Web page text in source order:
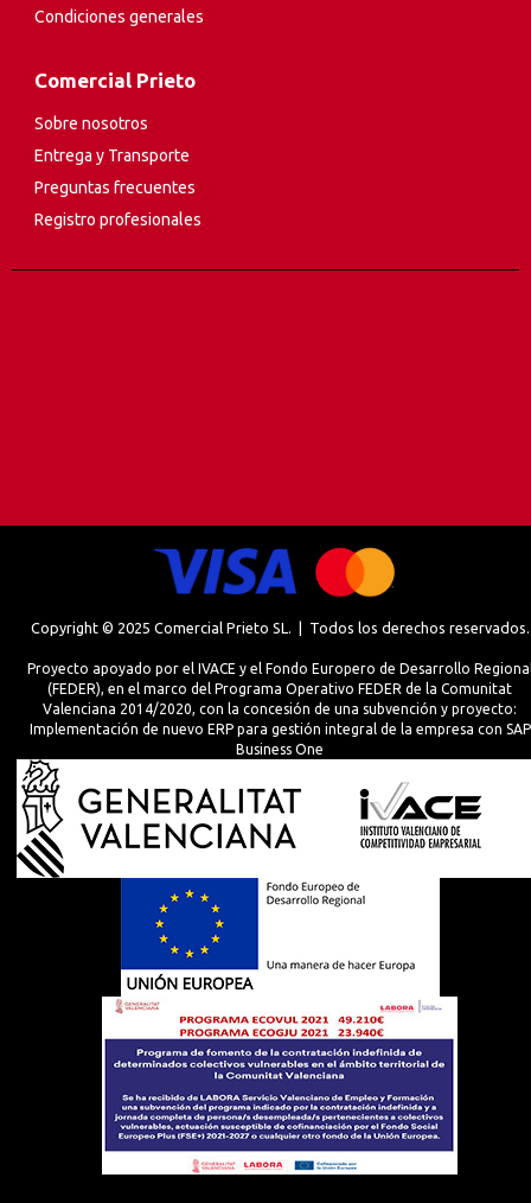
Condiciones generales
Comercial Prieto
Sobre nosotros
Entrega y Transporte
Preguntas frecuentes
Registro profesionales
Copyright © 2025 Comercial Prieto SL. | Todos los derechos reservados.
Proyecto apoyado por el IVACE y el Fondo Europero de Desarrollo
(FEDER), en el marco del Programa Operativo FEDER de la Comunitat
Valenciana 2014/2020, con la concesión de una subvención y proyecto:
Implementación de nuevo ERP para gestión integral de la empresa con SAP
Business One